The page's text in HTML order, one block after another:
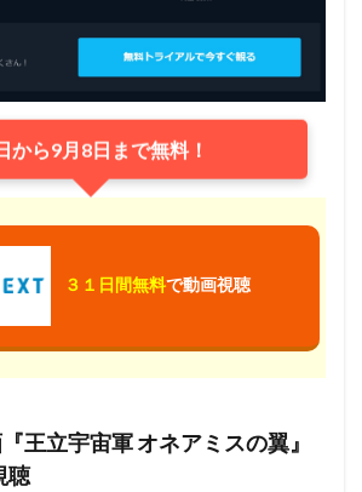
から9月8日まで無料！
３１日間無料で動画視聴
王立宇宙軍 オネアミスの翼』
聴